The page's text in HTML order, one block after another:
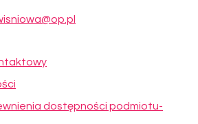
dostępności podmiotu-